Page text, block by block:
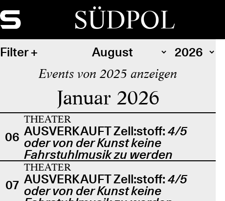
SÜDPOL
Filter
Events von 2025 anzeigen
Januar 2026
06
THEATER
AUSVERKAUFT Zell:stoff: 4/5
oder von der Kunst keine
Fahrstuhlmusik zu werden
07
THEATER
AUSVERKAUFT Zell:stoff: 4/5
oder von der Kunst keine